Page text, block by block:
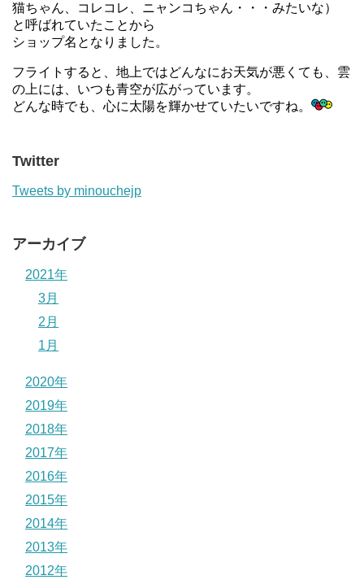
猫ちゃん、コレコレ、ニャンコちゃん・・・みたいな）
と呼ばれていたことから
ショップ名となりました。
フライトすると、地上ではどんなにお天気が悪くても、雲
の上には、いつも青空が広がっています。
どんな時でも、心に太陽を輝かせていたいですね。
Twitter
Tweets by minouchejp
アーカイブ
2021年
3月
2月
1月
2020年
2019年
2018年
2017年
2016年
2015年
2014年
2013年
2012年